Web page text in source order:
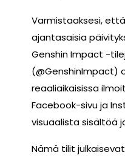
Varmistaaksesi,
ajantasaisia
Genshin Impact -
(@GenshinImpact)
reaaliaikaisissa
Facebook-sivu ja
visuaalista sisältöä
Nämä tilit